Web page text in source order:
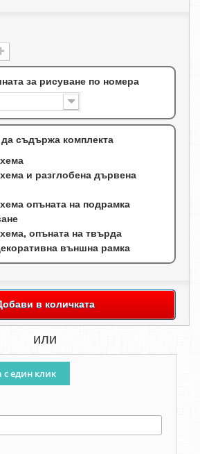
за рисуване по номера
да съдържа комплекта
и разглобена дървена
опъната на подрамка
опъната на твърда
външна рамка
в количката
или
един клик